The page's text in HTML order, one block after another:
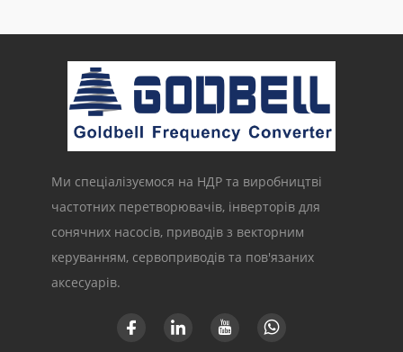
Ми спеціалізуємося на НДР та виробництві
частотних перетворювачів, інверторів для
сонячних насосів, приводів з векторним
керуванням, сервоприводів та пов'язаних
аксесуарів.